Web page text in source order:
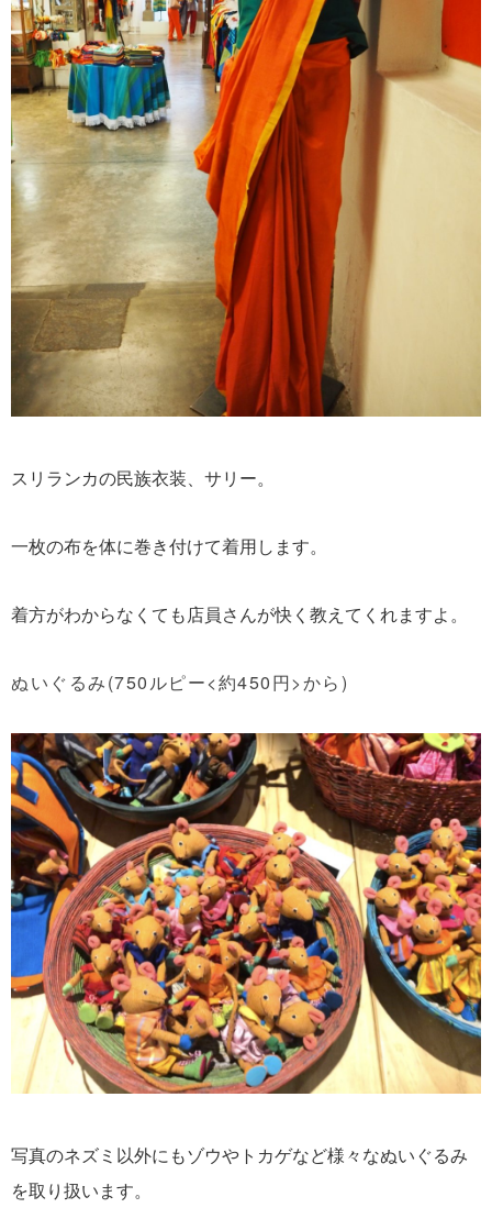
スリランカの民族衣装、サリー。
一枚の布を体に巻き付けて着用します。
着方がわからなくても店員さんが快く教えてくれますよ。
ぬいぐるみ(750ルピー<約450円>から)
写真のネズミ以外にもゾウやトカゲなど様々なぬいぐるみ
を取り扱います。